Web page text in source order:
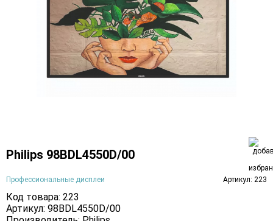
Philips 98BDL4550D/00
Профессиональные дисплеи Артикул: 223
Код товара: 223
Артикул: 98BDL4550D/00